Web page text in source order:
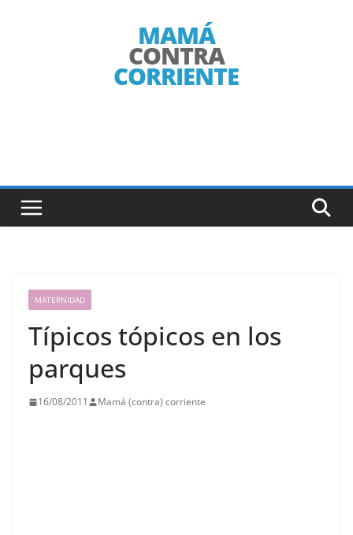
MATERNIDAD
Típicos tópicos en los
parques
16/08/2011 Mamá (contra) corriente